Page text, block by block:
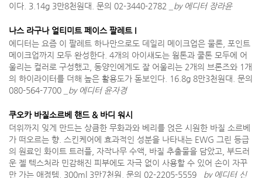
이다. 3.14g 3만8천원대. 문의 02-3440-2782 _by 에디터 장라윤
나스 라구나 얼티미트 페이스 팔레트 I
에디터는 요즘 이 팔레트 하나만으로도 데일리 메이크업은 물론, 포인트
메이크업까지 모두 완성한다. 4개의 아이섀도는 웜톤과 쿨톤 모두에 어
울리는 컬러로 구성했고, 동양인에게도 잘 어울리는 2개의 브론즈와 1개
의 하이라이터를 더해 높은 활용도가 돋보인다. 16.8g 8만3천원대. 문의
080-564-7700
_by 에디터 윤자경
쿠오카 바질소르베 핸드 & 바디 워시
더위까지 잊게 만드는 상큼한 무화과와 베리를 얹은 시원한 바질 소르베
가 떠오르는 향. 스킨케어에 효과적인 성분을 나타내는 EWG 그린 등급
의 원료인 화이트 트러플, 자작나무 수액, 바질 추출물을 담았고, 부드러
운 젤 텍스처라 민감해진 피부에도 자극 없이 사용할 수 있어 손이 자꾸
만 가는 애정템. 300ml 3만7천원. 문의 02-2205-5559 _by 에디터 신